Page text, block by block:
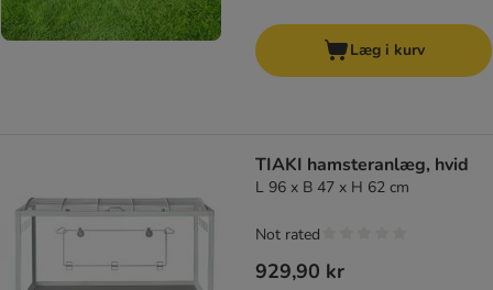
Læg i kurv
TIAKI hamsteranlæg, hvid
L 96 x B 47 x H 62 cm
929,90 kr
Not rated